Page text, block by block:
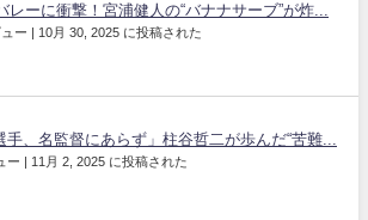
レーに衝撃！宮浦健人の“バナナサーブ”が炸...
ー | 10月 30, 2025 に投稿された
手、名監督にあらず」柱谷哲二が歩んだ“苦難...
ー | 11月 2, 2025 に投稿された